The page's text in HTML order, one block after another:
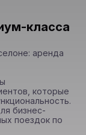
класса
аренда
которые
бизнес-
поездок по